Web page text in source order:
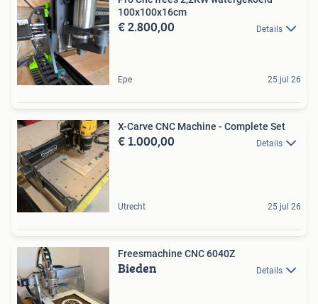
100x100x16cm
€ 2.800,00 Details
Epe 25 jul 26
X-Carve CNC Machine - Complete Set
€ 1.000,00 Details
Utrecht 25 jul 26
Freesmachine CNC 6040Z
Bieden Details